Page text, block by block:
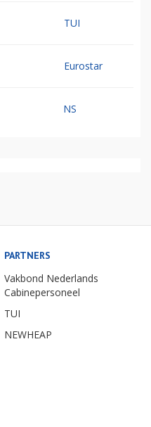
TUI
Eurostar
NS
PARTNERS
Vakbond Nederlands
Cabinepersoneel
TUI
NEWHEAP